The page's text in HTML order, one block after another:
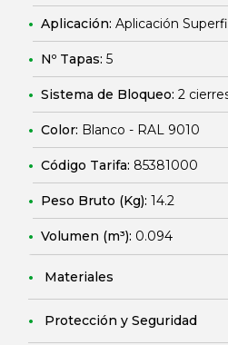
Aplicación: Aplicación
Nº Tapas: 5
Sistema de Bloqueo: 2
Color: Blanco - RAL 9010
Código Tarifa: 85381000
Peso Bruto (Kg): 14.2
Volumen (m³): 0.094
Materiales
Protección y Seguridad